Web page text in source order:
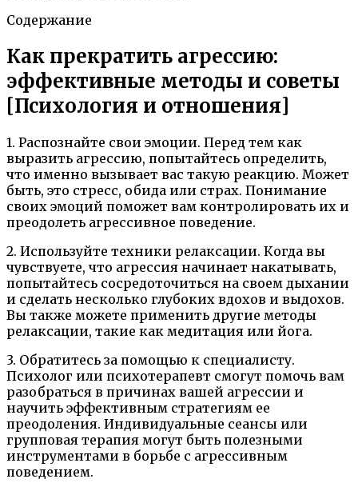
Содержание
Как прекратить агрессию:
эффективные методы и советы
[Психология и отношения]
1. Распознайте свои эмоции. Перед тем как
выразить агрессию, попытайтесь определить,
что именно вызывает вас такую реакцию. Может
быть, это стресс, обида или страх. Понимание
своих эмоций поможет вам контролировать их и
преодолеть агрессивное поведение.
2. Используйте техники релаксации. Когда вы
чувствуете, что агрессия начинает накатывать,
попытайтесь сосредоточиться на своем дыхании
и сделать несколько глубоких вдохов и выдохов.
Вы также можете применить другие методы
релаксации, такие как медитация или йога.
3. Обратитесь за помощью к специалисту.
Психолог или психотерапевт смогут помочь вам
разобраться в причинах вашей агрессии и
научить эффективным стратегиям ее
преодоления. Индивидуальные сеансы или
групповая терапия могут быть полезными
инструментами в борьбе с агрессивным
поведением.